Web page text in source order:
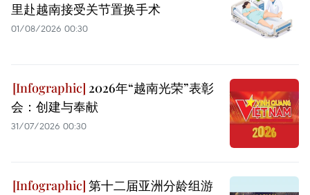
里赴越南接受关节置换手术
01/08/2026 00:30
2026年“越南光荣”表彰
会：创建与奉献
31/07/2026 00:30
第十二届亚洲分龄组游